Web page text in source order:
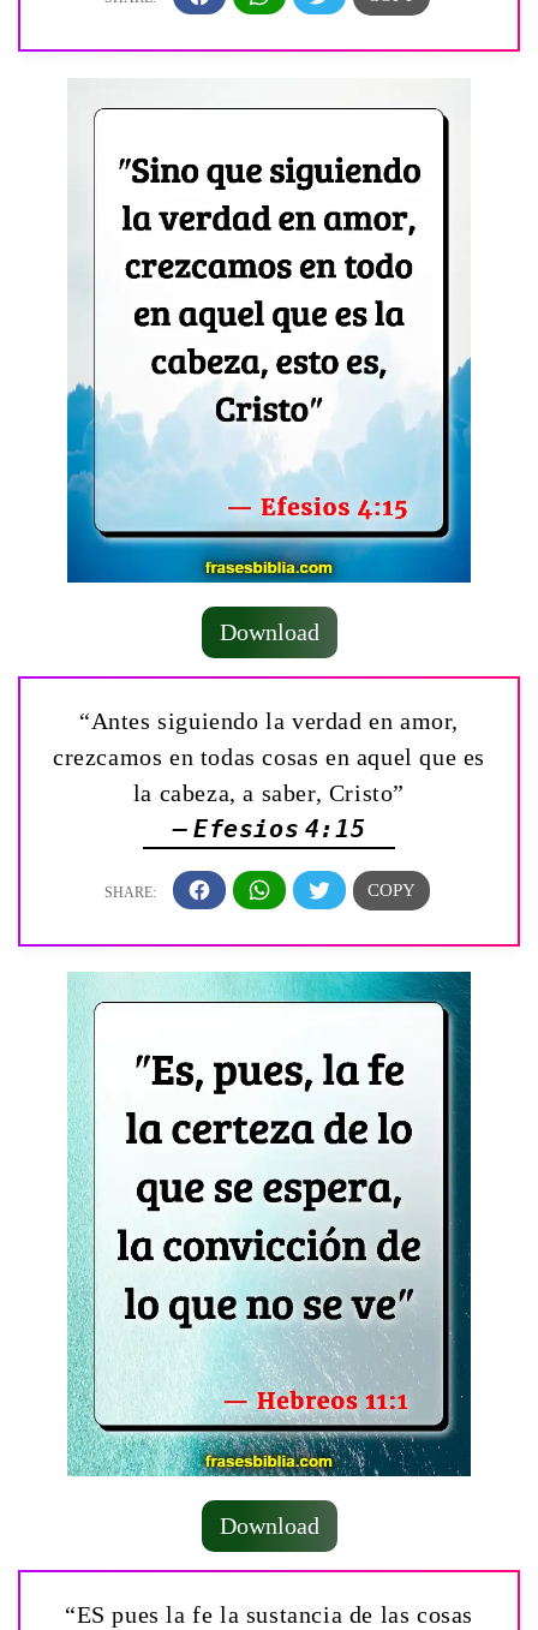
Download
“Antes siguiendo la verdad en amor,
crezcamos en todas cosas en aquel que es
la cabeza, a saber, Cristo”
— Efesios 4:15
Download
“ES pues la fe la sustancia de las cosas